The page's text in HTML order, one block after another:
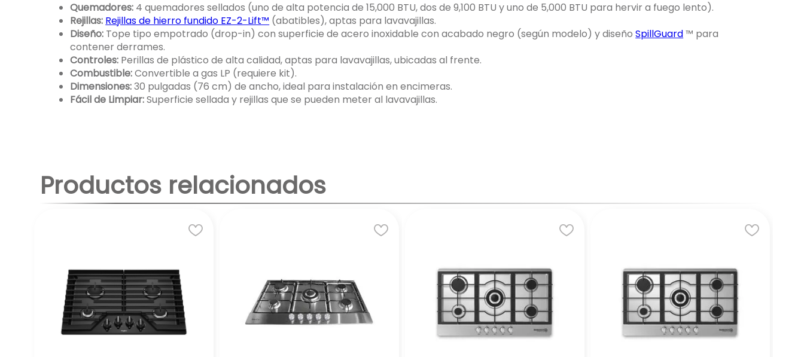
Quemadores: 4 quemadores sellados (uno de alta potencia de 15,000 BTU, dos de 9,100 BTU y uno de 5,000 BTU para hervir a fuego lento).
Rejillas: Rejillas de hierro fundido EZ-2-Lift™ (abatibles), aptas para lavavajillas.
Diseño: Tope tipo empotrado (drop-in) con superficie de acero inoxidable con acabado negro (según modelo) y diseñoSpillGuard™ para
contener derrames.
Controles: Perillas de plástico de alta calidad, aptas para lavavajillas, ubicadas al frente.
Combustible:Convertible a gas LP (requiere kit).
Dimensiones:30 pulgadas (76 cm) de ancho, ideal para instalación en encimeras.
Fácil de Limpiar:Superficie sellada y rejillas que se pueden meter al lavavajillas.
Productos relacionados